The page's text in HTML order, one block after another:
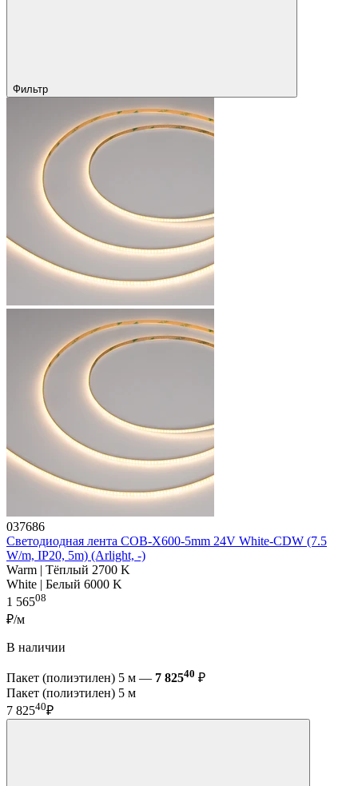
Фильтр
037686
Светодиодная лента COB-X600-5mm 24V White-CDW (7.5
W/m, IP20, 5m) (Arlight, -)
Warm | Тёплый 2700 K
White | Белый 6000 K
1 56508
₽/м
В наличии
Пакет (полиэтилен) 5 м — 7 82540 ₽
Пакет (полиэтилен) 5 м
7 82540₽